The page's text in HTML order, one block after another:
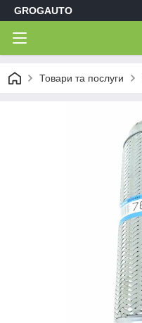
GROGAUTO
Товари та послуги